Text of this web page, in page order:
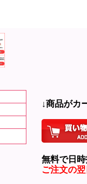
↓商品がカ
無料で日
ご注文の